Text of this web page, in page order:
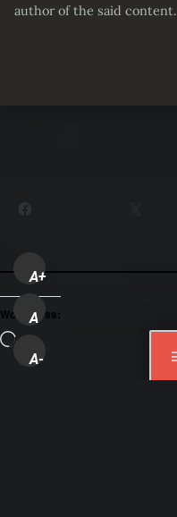
author of the said content.
A+
A
A-
WordPress:
Loading…